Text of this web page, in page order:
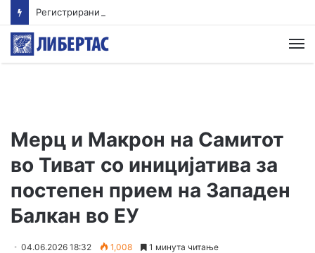
Мерц и Макрон на Самитот
во Тиват со иницијатива за
постепен прием на Западен
Балкан во ЕУ
04.06.2026 18:32 1,008 1 минута читање